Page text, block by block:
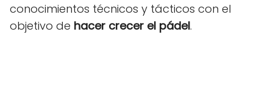
conocimientos técnicos y tácticos con el
objetivo de hacer crecer el pádel.